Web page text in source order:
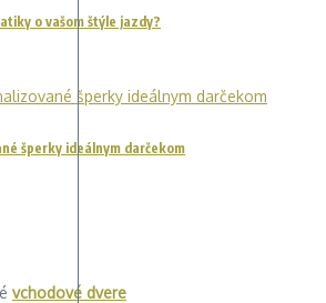
o vašom štýle jazdy?
šperky ideálnym darčekom
vchodové dvere